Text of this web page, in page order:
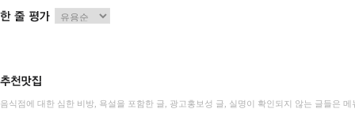
음식점에 대한 심한 비방, 욕설을 포함한 글, 광고홍보성 글, 실명이 확인되지 않는 글들은